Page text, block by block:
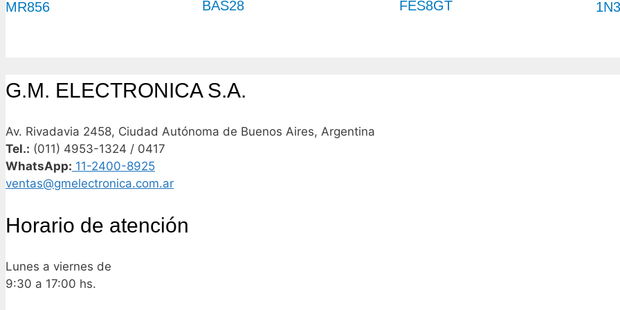
MR856 BAS28 FES8GT
G.M. ELECTRONICA S.A.
Av. Rivadavia 2458, Ciudad Autónoma de Buenos Aires, Argentina
Tel.: (011) 4953-1324 / 0417
WhatsApp: 11-2400-8925
ventas@gmelectronica.com.ar
Horario de atención
Lunes a viernes de
9:30 a 17:00 hs.